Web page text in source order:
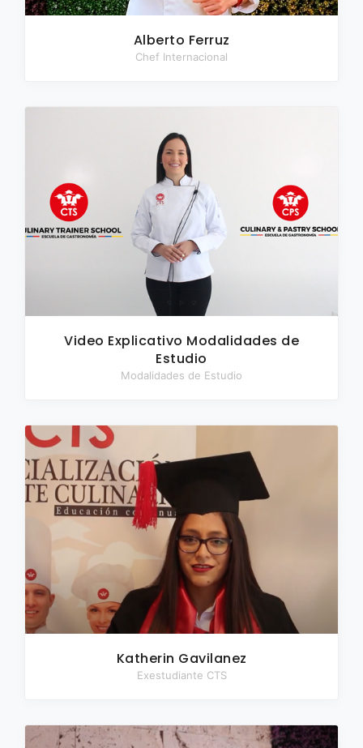
Alberto Ferruz
Chef Internacional
Video Explicativo Modalidades de
Estudio
Modalidades de Estudio
Katherin Gavilanez
Exestudiante CTS